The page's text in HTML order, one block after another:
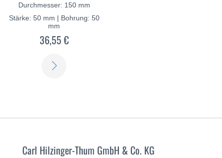
Durchmesser: 150 mm
Stärke: 50 mm | Bohrung: 50
mm
36,55 €
Carl Hilzinger-Thum GmbH & Co. KG